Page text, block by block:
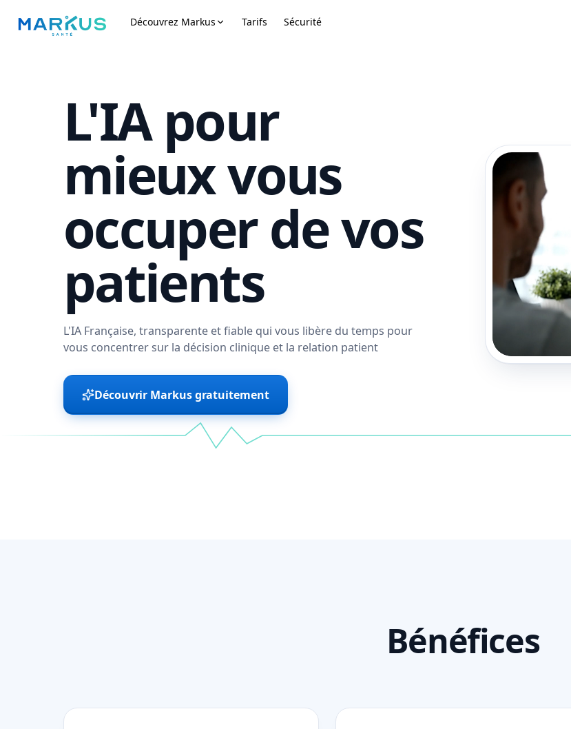
Découvrez Markus Tarifs Sécurité
L'IA pour
mieux vous
occuper de vos
patients
L'IA Française, transparente et fiable qui vous libère du temps pour
vous concentrer sur la décision clinique et la relation patient
Découvrir Markus gratuitement
Bénéfices